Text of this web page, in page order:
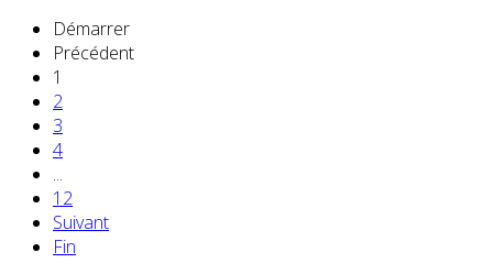
Démarrer
Précédent
1
2
3
4
...
12
Suivant
Fin